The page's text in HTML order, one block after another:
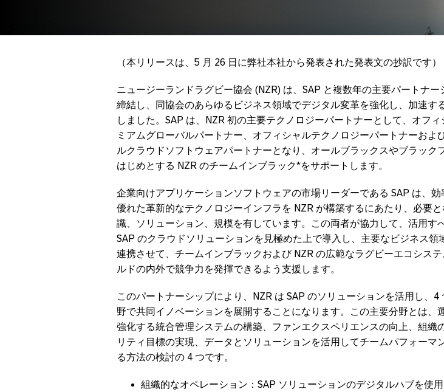
（本リリースは、5 月 26 日に弊社本社から発表された発表文の抄訳です）
ニュージーランドラグビー協会 (NZR) は、SAP と複数年の主要パートナー
締結し、同協会のあらゆるビジネス領域でデジタル変革を強化し、加速す
しました。SAP は、NZR 初の主要テクノロジーパートナーとして、オフィ
ミアムグローバルパートナー、オフィシャルテクノロジーパートナーおよ
ルクラウドソフトウェアパートナーとなり、オールブラックスやブラック
はじめとする NZR のチームインブラック*をサポートします。
企業向けアプリケーションソフトウェアの市場リーダーである SAP は、効
優れた革新的なテクノロジーインフラを NZR が構築するにあたり、必要
識、ソリューション、規模を有しています。この両者が協力して、活用す
SAP のクラウドソリューションを見極めた上で導入し、主要なビジネス領
連携させて、チームインブラックおよび NZR の広範なラグビーエコシス
ルドの内外で競争力を発揮できるよう支援します。
このパートナーシップにより、NZR は SAP のソリューションを活用し、4
野で共同イノベーションを展開することになります。この主要分野とは、
強化する統合管理システムの構築、ファンエクスペリエンスの向上、組織
リティ目標の実現、データとソリューションを活用してチームパフォーマ
る方法の検討の 4 つです。
組織的なオペレーション：SAP ソリューションのデジタルハブを使